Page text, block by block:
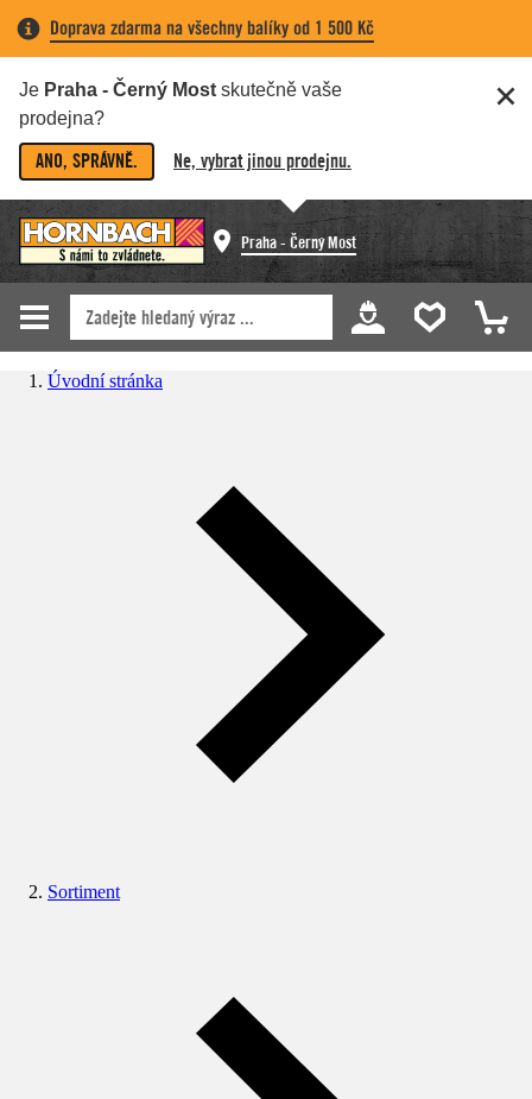
Doprava zdarma na všechny balíky od 1 500 Kč
Je Praha - Černý Most skutečně vaše
prodejna?
ANO, SPRÁVNĚ. Ne, vybrat jinou prodejnu.
Praha - Černý Most
Úvodní stránka
Sortiment